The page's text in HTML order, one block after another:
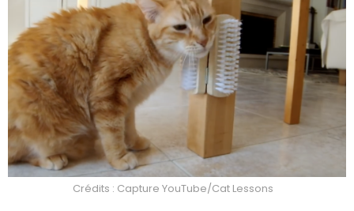
Crédits : Capture YouTube/Cat Lessons